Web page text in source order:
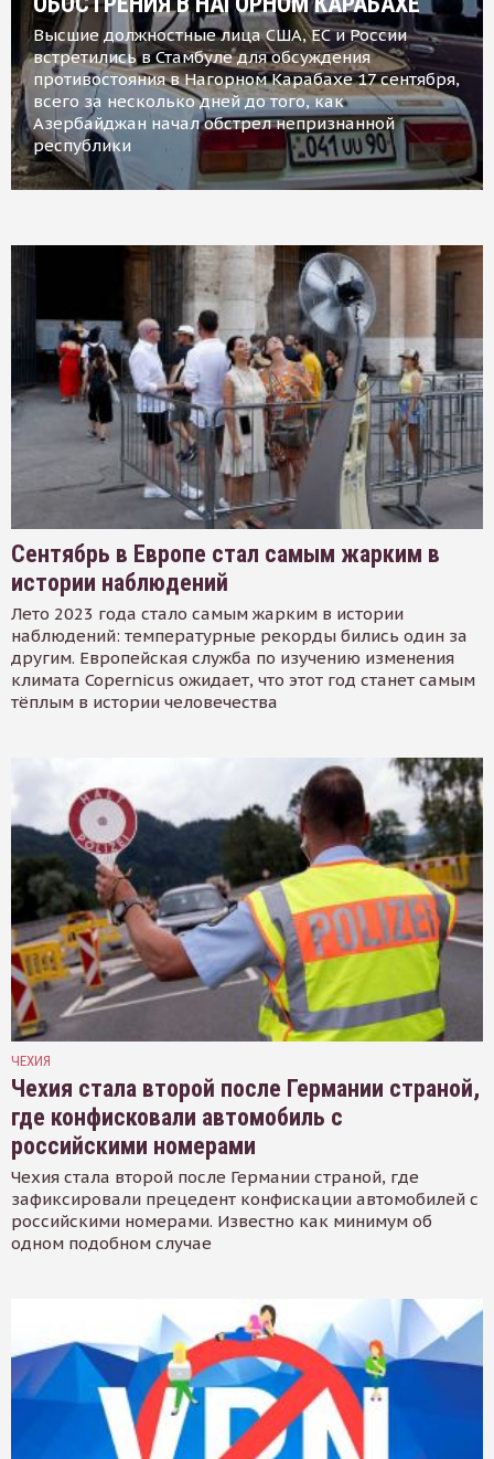
Высшие должностные лица США, ЕС и России
встретились в Стамбуле для обсуждения
противостояния в Нагорном Карабахе 17 сентября,
всего за несколько дней до того, как
Азербайджан начал обстрел непризнанной
республики
Сентябрь в Европе стал самым жарким в
истории наблюдений
Лето 2023 года стало самым жарким в истории
наблюдений: температурные рекорды бились один за
другим. Европейская служба по изучению изменения
климата Copernicus ожидает, что этот год станет самым
тёплым в истории человечества
ЧЕХИЯ
Чехия стала второй после Германии страной,
где конфисковали автомобиль с
российскими номерами
Чехия стала второй после Германии страной, где
зафиксировали прецедент конфискации автомобилей с
российскими номерами. Известно как минимум об
одном подобном случае